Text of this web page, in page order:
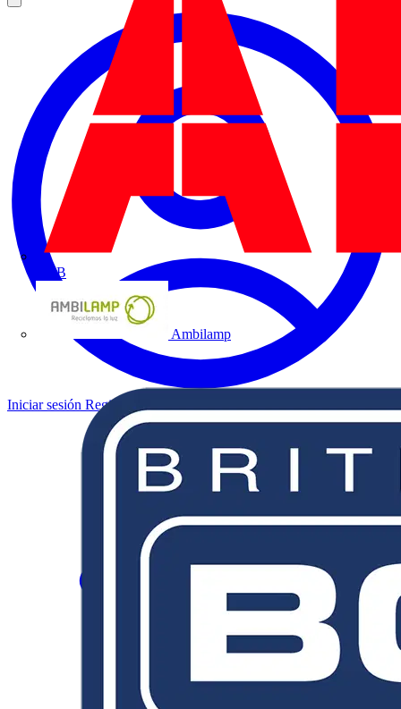
ABB
Ambilamp
Iniciar sesión Registrarse